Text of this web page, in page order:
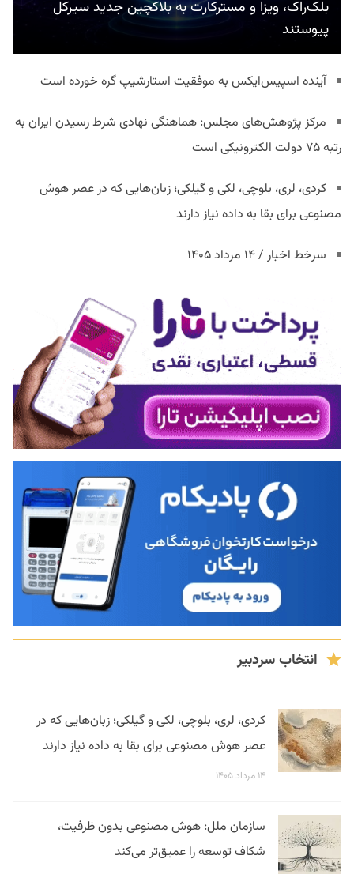
بلک‌راک، ویزا و مسترکارت به بلاکچین جدید سیرکل
پیوستند
آینده اسپیس‌ایکس به موفقیت استارشیپ گره خورده است
مرکز پژوهش‌های مجلس: هماهنگی نهادی شرط رسیدن ایران به
رتبه ۷۵ دولت الکترونیکی است
کردی، لری، بلوچی، لکی و گیلکی؛ زبان‌هایی که در عصر هوش
مصنوعی برای بقا به داده نیاز دارند
سرخط اخبار / ۱۴ مرداد ۱۴۰۵
انتخاب سردبیر
کردی، لری، بلوچی، لکی و گیلکی؛ زبان‌هایی که در
عصر هوش مصنوعی برای بقا به داده نیاز دارند
۱۴ مرداد ۱۴۰۵
سازمان ملل: هوش مصنوعی بدون ظرفیت،
شکاف توسعه را عمیق‌تر می‌کند